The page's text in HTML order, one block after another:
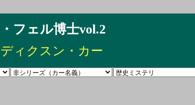
フェル博士vol.2
ィクスン・カー